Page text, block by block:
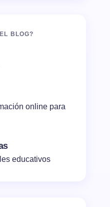
BLOG?
online para
educativos